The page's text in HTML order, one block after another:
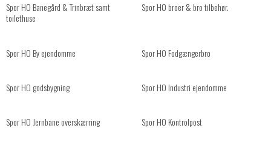
Spor HO Banegård & Trinbræt samt
toilethuse
Spor HO broer & bro tilbehør.
Spor HO By ejendomme Spor HO Fodgængerbro
Spor HO godsbygning Spor HO Industri ejendomme
Spor HO Jernbane overskærring Spor HO Kontrolpost